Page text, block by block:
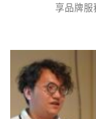
享品牌服